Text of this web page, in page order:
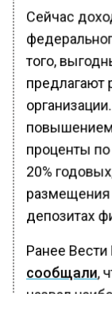
Сейчас
того,
предлагают
повышением
проценты
20%
депозитах
Ранее
сообщали,
назвал